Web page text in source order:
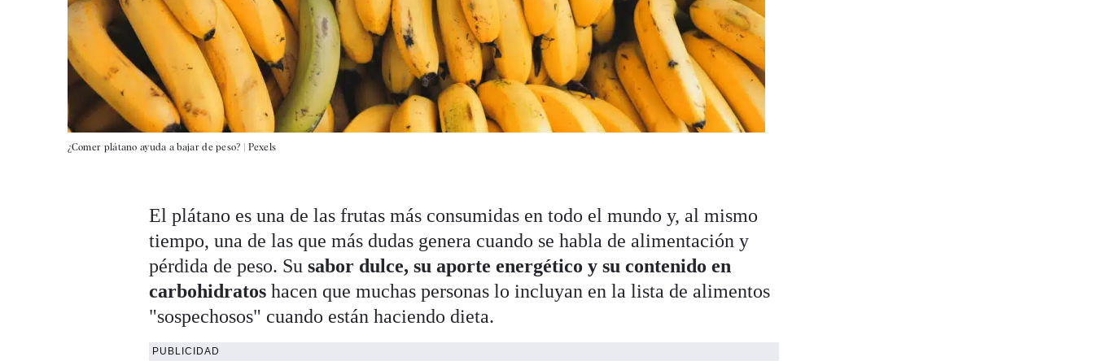
¿Comer plátano ayuda a bajar de peso? | Pexels
El plátano es una de las frutas más consumidas en todo el mundo y, al mismo
tiempo, una de las que más dudas genera cuando se habla de alimentación y
pérdida de peso. Susabor dulce, su aporte energético y su contenido en
carbohidratos hacen que muchas personas lo incluyan en la lista de alimentos
"sospechosos" cuando están haciendo dieta.
PUBLICIDAD